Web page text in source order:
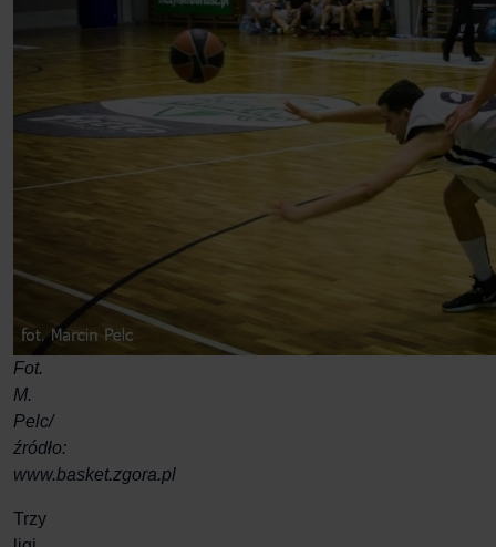
Fot.
M.
Pelc/
źródło:
www.basket.zgora.pl
Trzy